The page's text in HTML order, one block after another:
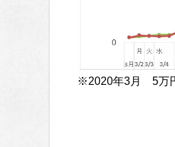
※2020年3月 5万